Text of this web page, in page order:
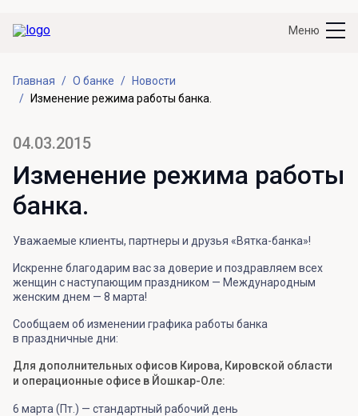
Меню
Главная О банке
Новости
Изменение режима работы банка.
04.03.2015
Изменение режима работы
банка.
Уважаемые клиенты, партнеры и друзья «Вятка-банка»!
Искренне благодарим вас за доверие и поздравляем всех
женщин с наступающим праздником — Международным
женским днем — 8 марта!
Сообщаем об изменении графика работы банка
в праздничные дни:
Для дополнительных офисов Кирова, Кировской области
и операционные офисе в Йошкар-Оле:
6 марта (Пт.) — стандартный рабочий день